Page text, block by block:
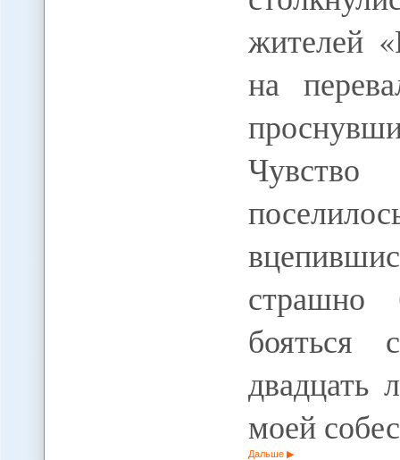
жителей
на
страшно
бояться
двадцать
моей
Дальше